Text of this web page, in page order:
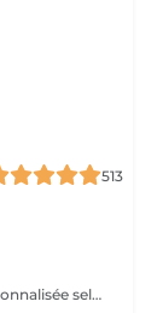
513
Profitez d'une coupe de barbier précise et personnalisée selon votre style. Des dégradés nets aux coupes classiques, chaque détail est travaillé avec précision pour un résultat propre et élégant. La coupe est finalisée par un styling professionnel afin de garantir une coiffure nette et facile à entretenir.